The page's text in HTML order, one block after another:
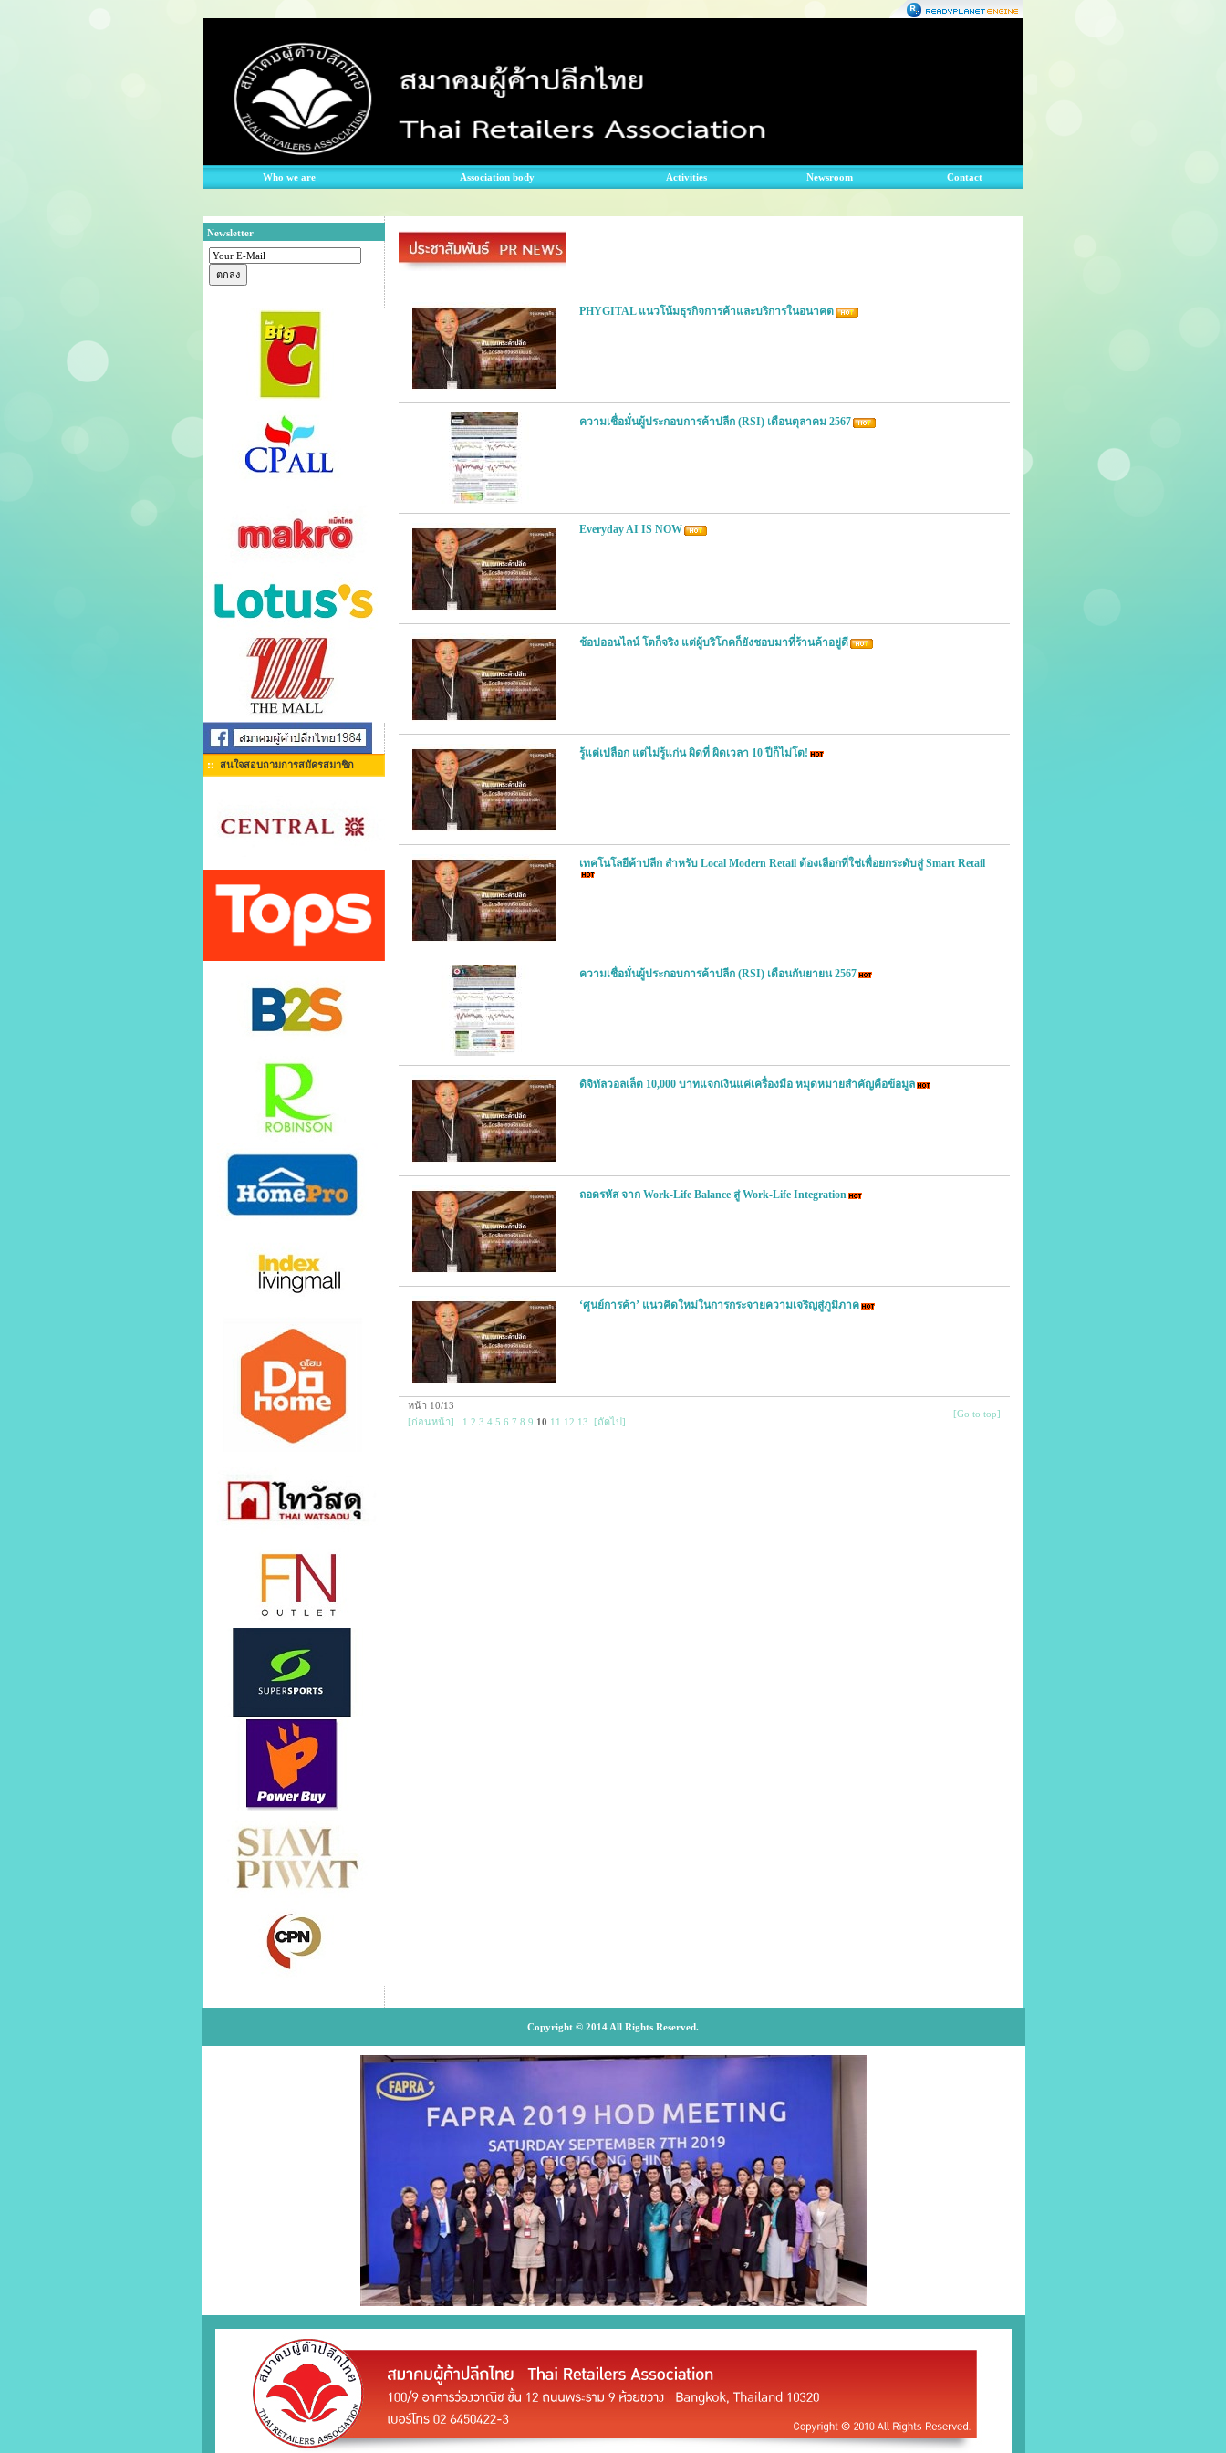
Who we are Association body Activities Newsroom Contact
Newsletter
สนใจสอบถามการสมัครสมาชิก
PHYGITAL แนวโน้มธุรกิจการค้าและบริการในอนาคต
ความเชื่อมั่นผู้ประกอบการค้าปลีก (RSI) เดือนตุลาคม 2567
Everyday AI IS NOW
ช้อปออนไลน์ โตก็จริง แต่ผู้บริโภคก็ยังชอบมาที่ร้านค้าอยู่ดี
รู้แต่เปลือก แต่ไม่รู้แก่น ผิดที่ ผิดเวลา 10 ปีก็ไม่โต!
เทคโนโลยีค้าปลีก สำหรับ Local Modern Retail ต้องเลือกที่ใช่เพื่อยกระดับสู่ Smart Retail
ความเชื่อมั่นผู้ประกอบการค้าปลีก (RSI) เดือนกันยายน 2567
ดิจิทัลวอลเล็ต 10,000 บาทแจกเงินแค่เครื่องมือ หมุดหมายสำคัญคือข้อมูล
ถอดรหัส จาก Work-Life Balance สู่ Work-Life Integration
‘ศูนย์การค้า’ แนวคิดใหม่ในการกระจายความเจริญสู่ภูมิภาค
หน้า 10/13
[ก่อนหน้า]
1 2 3 4 5 6 7 8 9 10 11 12 13 [ถัดไป]
[Go to top]
Copyright © 2014 All Rights Reserved.